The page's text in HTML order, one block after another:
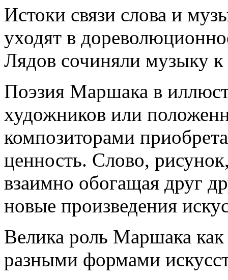
Истоки связи слова и
уходят в
Лядов сочиняли музыку
Поэзия Маршака в
художников или
композиторами
ценность. Слово,
взаимно обогащая друг
новые произведения
Велика роль Маршака
разными формами